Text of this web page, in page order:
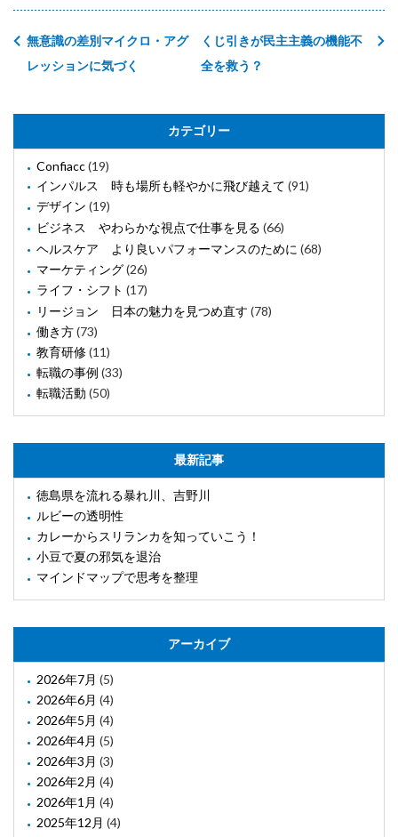
くじ引きが民主主義の機能不
全を救う？
無意識の差別マイクロ・アグ
レッションに気づく
カテゴリー
Confiacc(19)
インパルス 時も場所も軽やかに飛び越えて (91)
デザイン (19)
ビジネス やわらかな視点で仕事を見る (66)
ヘルスケア より良いパフォーマンスのために (68)
マーケティング(26)
ライフ・シフト (17)
リージョン 日本の魅力を見つめ直す (78)
働き方(73)
教育研修(11)
転職の事例 (33)
転職活動 (50)
最新記事
徳島県を流れる暴れ川、吉野川
ルビーの透明性
カレーからスリランカを知っていこう！
小豆で夏の邪気を退治
マインドマップで思考を整理
アーカイブ
2026年7月 (5)
2026年6月 (4)
2026年5月 (4)
2026年4月 (5)
2026年3月 (3)
2026年2月 (4)
2026年1月 (4)
2025年12月 (4)